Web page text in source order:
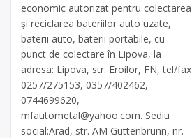
economic autorizat pentru colectarea
și reciclarea bateriilor auto uzate,
baterii auto, baterii portabile, cu
punct de colectare în Lipova, la
adresa: Lipova, str. Eroilor, FN, tel/fax
0257/275153, 0357/402462,
0744699620,
mfautometal@yahoo.com. Sediu
social:Arad, str. AM Guttenbrunn, nr.